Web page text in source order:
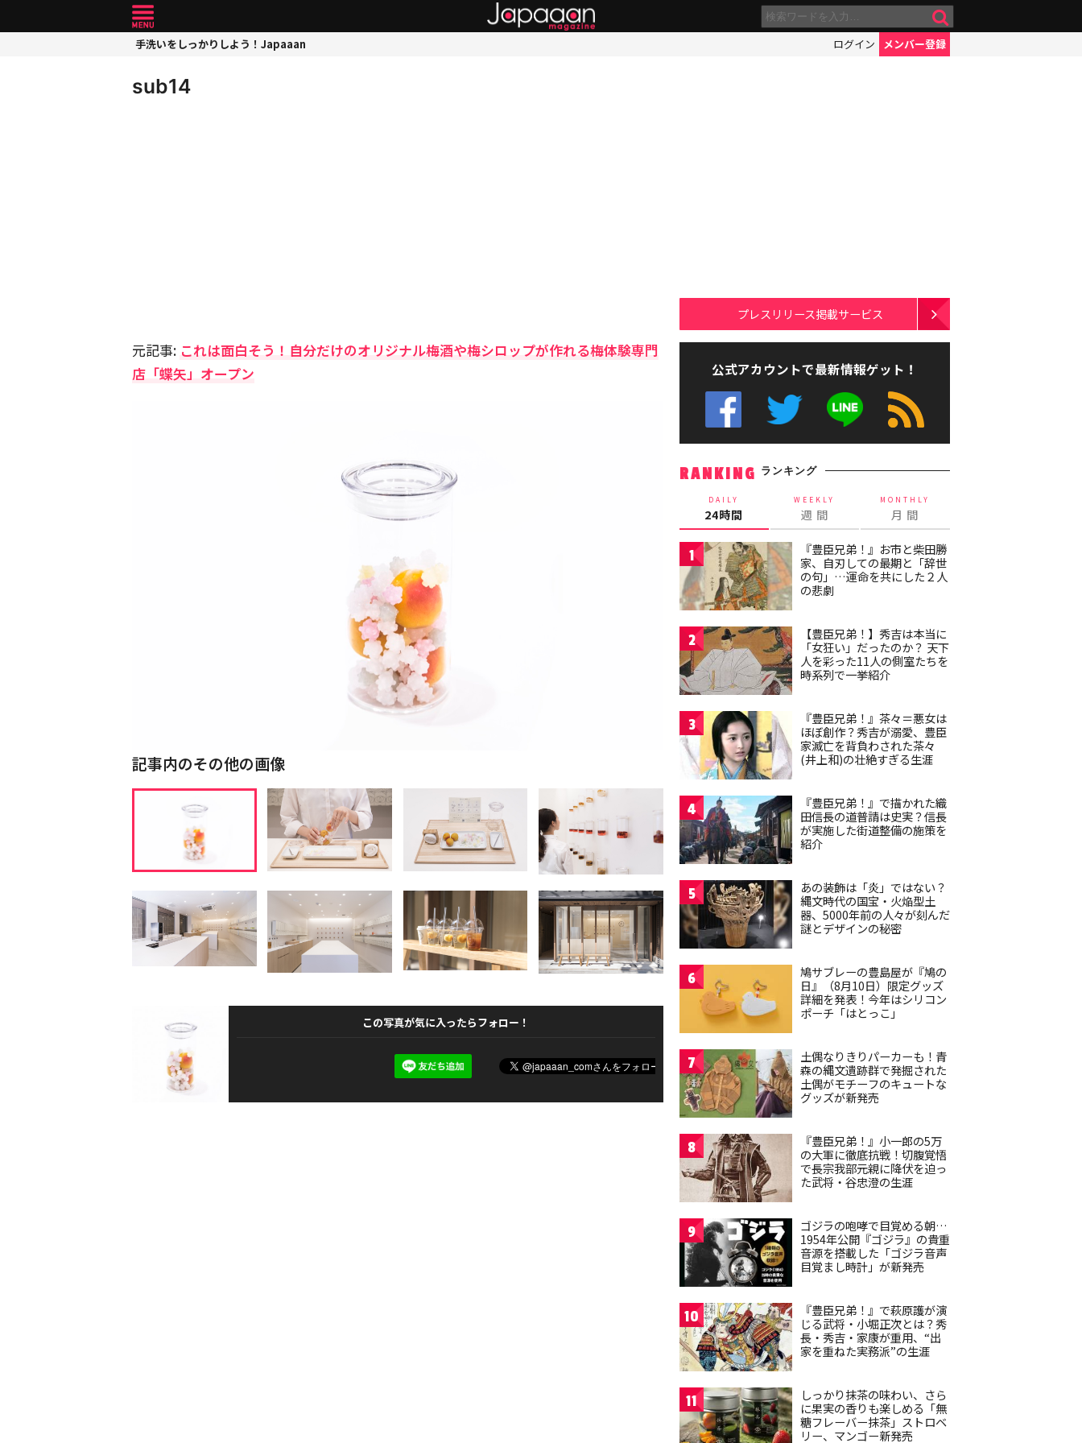
手洗いをしっかりしよう！Japaaan ログイン メンバー登録
sub14
元記事: これは面白そう！自分だけのオリジナル梅酒や梅シロップが作れる梅体験専門
店「蝶矢」オープン
記事内のその他の画像
この写真が気に入ったらフォロー！
プレスリリース掲載サービス
公式アカウントで最新情報ゲット！
RANKING ランキング
DAILY
24時間
WEEKLY
週 間
MONTHLY
月 間
1
『豊臣兄弟！』お市と柴田勝
家、自刃しての最期と「辞世
の句」…運命を共にした２人
の悲劇
2
【豊臣兄弟！】秀吉は本当に
「女狂い」だったのか？ 天下
人を彩った11人の側室たちを
時系列で一挙紹介
3
『豊臣兄弟！』茶々＝悪女は
ほぼ創作？秀吉が溺愛、豊臣
家滅亡を背負わされた茶々
(井上和)の壮絶すぎる生涯
4
『豊臣兄弟！』で描かれた織
田信長の道普請は史実？信長
が実施した街道整備の施策を
紹介
5
あの装飾は「炎」ではない？
縄文時代の国宝・火焔型土
器、5000年前の人々が刻んだ
謎とデザインの秘密
6
鳩サブレーの豊島屋が『鳩の
日』（8月10日）限定グッズ
詳細を発表！今年はシリコン
ポーチ「はとっこ」
7
土偶なりきりパーカーも！青
森の縄文遺跡群で発掘された
土偶がモチーフのキュートな
グッズが新発売
8
『豊臣兄弟！』小一郎の5万
の大軍に徹底抗戦！切腹覚悟
で長宗我部元親に降伏を迫っ
た武将・谷忠澄の生涯
9
ゴジラの咆哮で目覚める朝…
1954年公開『ゴジラ』の貴重
音源を搭載した「ゴジラ音声
目覚まし時計」が新発売
10
『豊臣兄弟！』で萩原護が演
じる武将・小堀正次とは？秀
長・秀吉・家康が重用、“出
家を重ねた実務派”の生涯
11
しっかり抹茶の味わい、さら
に果実の香りも楽しめる「無
糖フレーバー抹茶」ストロベ
リー、マンゴー新発売